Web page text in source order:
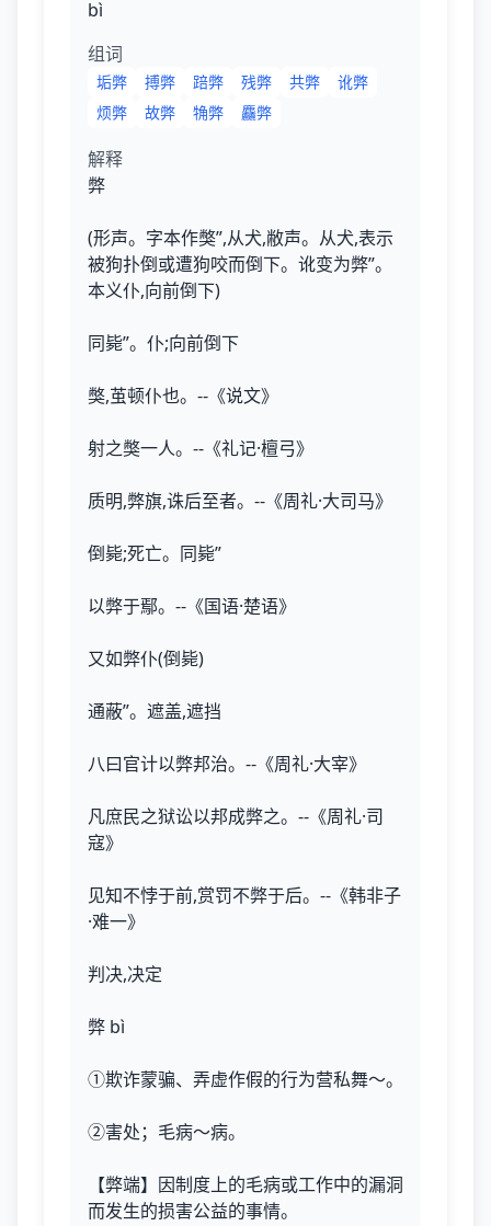
bì
组词
垢弊 搏弊 踣弊 残弊 共弊
讹弊
烦弊
故弊 觕弊 麤弊
解释
弊
(形声。字本作獘”,从犬,敝声。从犬,表示
被狗扑倒或遭狗咬而倒下。讹变为弊”。
本义仆,向前倒下)
同毙”。仆;向前倒下
獘,茧顿仆也。--《说文》
射之獘一人。--《礼记·檀弓》
质明,弊旗,诛后至者。--《周礼·大司马》
倒毙;死亡。同毙”
以弊于鄢。--《国语·楚语》
又如弊仆(倒毙)
通蔽”。遮盖,遮挡
八曰官计以弊邦治。--《周礼·大宰》
凡庶民之狱讼以邦成弊之。--《周礼·司
寇》
见知不悖于前,赏罚不弊于后。--《韩非子
·难一》
判决,决定
弊 bì
①欺诈蒙骗、弄虚作假的行为营私舞～。
②害处；毛病～病。
【弊端】因制度上的毛病或工作中的漏洞
而发生的损害公益的事情。